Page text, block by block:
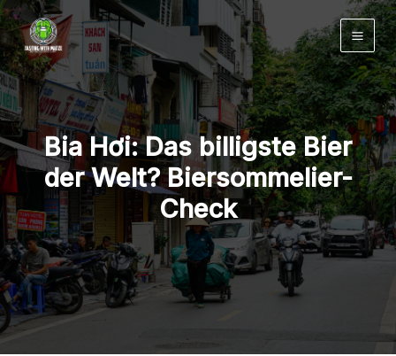
Zum
Inhalt
springen
Bia Hơi: Das billigste Bier
der Welt? Biersommelier-
Check